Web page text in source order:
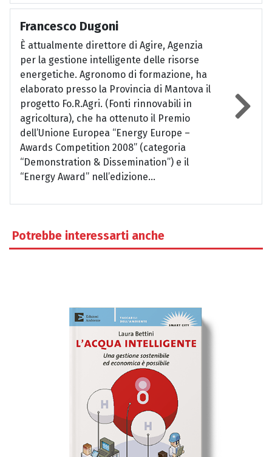
Francesco Dugoni
È attualmente direttore di Agire, Agenzia
per la gestione intelligente delle risorse
energetiche. Agronomo di formazione, ha
elaborato presso la Provincia di Mantova il
progetto Fo.R.Agri. (Fonti rinnovabili in
agricoltura), che ha ottenuto il Premio
dell’Unione Europea “Energy Europe –
Awards Competition 2008” (categoria
“Demonstration & Dissemination”) e il
“Energy Award” nell’edizione...
Potrebbe interessarti anche